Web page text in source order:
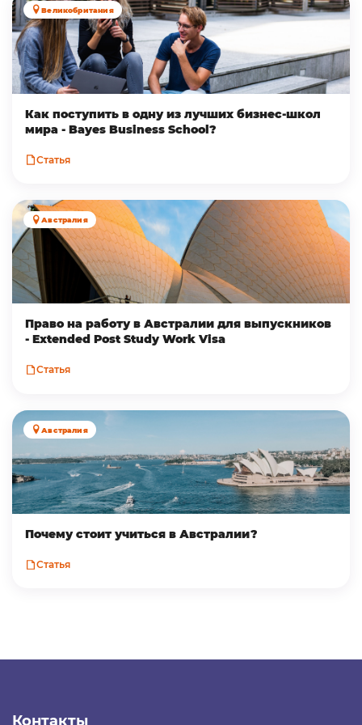
Великобритания
Как поступить в одну из лучших бизнес-школ
мира - Bayes Business School?
Статья
Австралия
Право на работу в Австралии для выпускников
- Extended Post Study Work Visa
Статья
Австралия
Почему стоит учиться в Австралии?
Статья
Контакты